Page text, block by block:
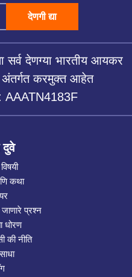
देणगी द्या
सर्व देणग्या भारतीय आयकर
अंतर्गत करमुक्त आहेत
AAATN4183F
कथा
जाणारे प्रश्न
धोरण
की नीति